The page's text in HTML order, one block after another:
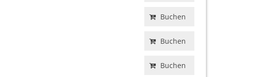
Buchen
Buchen
Buchen